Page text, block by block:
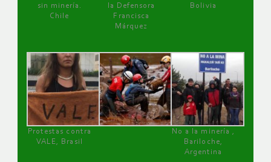
sin minería.
Chile
la Defensora
Francisca
Márquez
Bolivia
Protestas contra
VALE, Brasil
No a la minería ,
Bariloche,
Argentina